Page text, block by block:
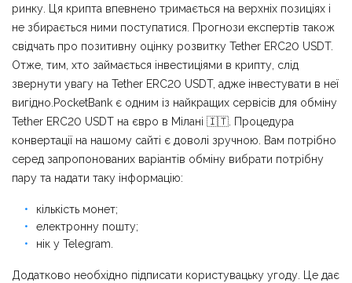
ринку. Ця крипта впевнено тримається на верхніх позиціях і
не збирається ними поступатися. Прогнози експертів також
свідчать про позитивну оцінку розвитку Tether ERC20 USDT.
Отже, тим, хто займається інвестиціями в крипту, слід
звернути увагу на Tether ERC20 USDT, адже інвестувати в неї
вигідно.PocketBank є одним із найкращих сервісів для обміну
Tether ERC20 USDT на євро в Мілані 🇮🇹. Процедура
конвертації на нашому сайті є доволі зручною. Вам потрібно
серед запропонованих варіантів обміну вибрати потрібну
пару та надати таку інформацію:
кількість монет;
електронну пошту;
нік у Telegram.
Додатково необхідно підписати користувацьку угоду. Це дає